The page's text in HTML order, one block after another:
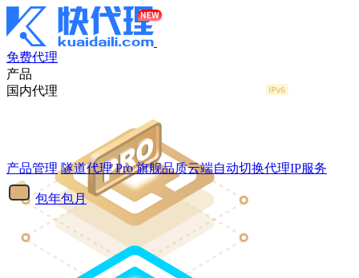
免费代理
产品
国内代理
产品管理 隧道代理Pro 旗舰品质云端自动切换代理IP服务
包年包月